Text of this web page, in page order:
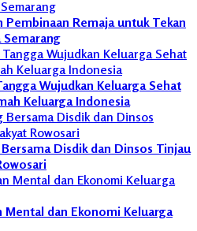
Pembinaan Remaja untuk Tekan
Semarang
Wujudkan Keluarga Sehat
Keluarga Indonesia
Disdik dan Dinsos Tinjau
dan Ekonomi Keluarga